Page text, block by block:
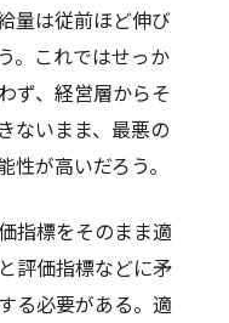
量は従前ほど伸び
。これではせっか
ず、経営層からそ
ないまま、最悪の
が高いだろう。
指標をそのまま適
評価指標などに矛
る必要がある。適